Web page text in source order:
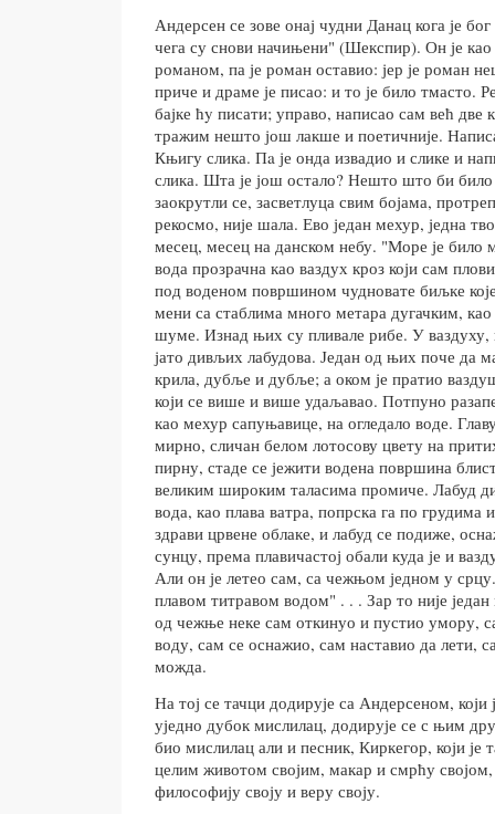
Андерсен се зове онај чудни Данац кога је
чега су снови начињени" (Шекспир). Он је
романом, па је роман оставио: јер је роман
приче и драме је писао: и то је било тмасто.
бајке ћy писати; управо, написао сам већ две
тражим нешто још лакше и поетичније.
Књигу слика. Пa је онда извадио и слике и
слика. Шта је још остало? Нешто што би
заокрутли се, засветлуца свим бојама,
рекосмо, није шала. Ево један мехур, једна
месец, месец на данском небу. "Море је било
вода прозрачна као ваздух кроз који сам
под воденом површином чудновате биљке
мени са стаблима много метара дугачким, као
шуме. Изнад њих су пливале рибе. У ваздуху,
јато дивљих лабудова. Један од њих поче да
крила, дубље и дубље; а оком је пратио
који се више и више удаљавао. Потпуно
као мехур сапуњавице, на огледало воде.
мирно, сличан белом лотосову цвету на
пирну, стаде се јежити водена површина
великим широким таласима промиче. Лабуд
вода, као плава ватра, попрска га по грудима
здрави црвене облаке, и лабуд се подиже,
сунцу, према плавичастој обали куда је и
Али он је летео сам, са чежњом једном у
плавом титравом водом" . . . Зар то није један
од чежње неке сам откинуо и пустио умору,
воду, сам се оснажио, сам наставио да лети,
можда.
На тој се тачци додирује са Андерсеном, који
уједно дубок мислилац, додирује се с њим
био мислилац али и песник, Киркегор, који је
целим животом својим, макар и смрћу
философију своју и веру своју.